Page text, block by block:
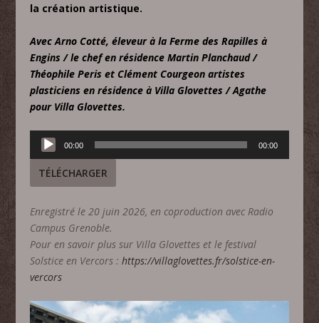
la création artistique.
Avec Arno Cotté, éleveur à la Ferme des Rapilles à
Engins / le chef en résidence Martin Planchaud /
Théophile Peris et Clément Courgeon artistes
plasticiens en résidence à Villa Glovettes / Agathe
pour Villa Glovettes.
Lecteur
audio
00:00 00:00
TÉLÉCHARGER
Enregistré le 20 juin 2026, en coproduction avec Radio
Campus Grenoble.
Pour en savoir plus sur Villa Glovettes et le festival
Solstice en Vercors :https://villaglovettes.fr/solstice-en-
vercors